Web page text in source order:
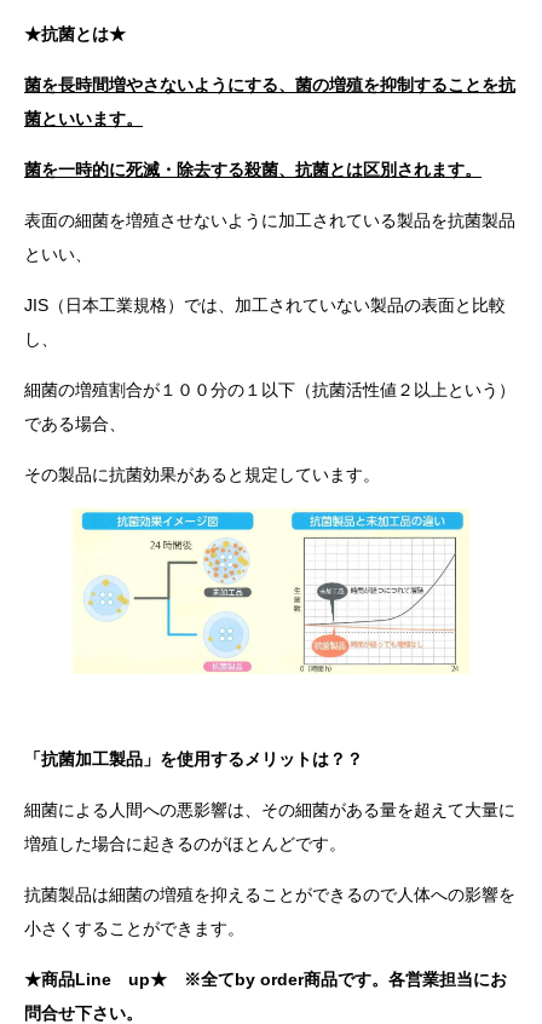
★抗菌とは★
菌を長時間増やさないようにする、菌の増殖を抑制することを抗
菌といいます。
菌を一時的に死滅・除去する殺菌、抗菌とは区別されます。
表面の細菌を増殖させないように加工されている製品を抗菌製品
といい、
JIS（日本工業規格）では、加工されていない製品の表面と比較
し、
細菌の増殖割合が１００分の１以下（抗菌活性値２以上という）
である場合、
その製品に抗菌効果があると規定しています。
「抗菌加工製品」を使用するメリットは？？
細菌による人間への悪影響は、その細菌がある量を超えて大量に
増殖した場合に起きるのがほとんどです。
抗菌製品は細菌の増殖を抑えることができるので人体への影響を
小さくすることができます。
★商品Line up★ ※全てby order商品です。各営業担当にお
問合せ下さい。